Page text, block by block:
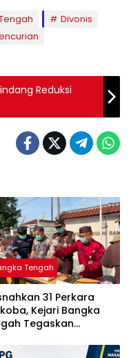
Divonis
Reduksi
Tengah
31 Perkara
Kejari Bangka
Tegaskan
Hingga Tuntas